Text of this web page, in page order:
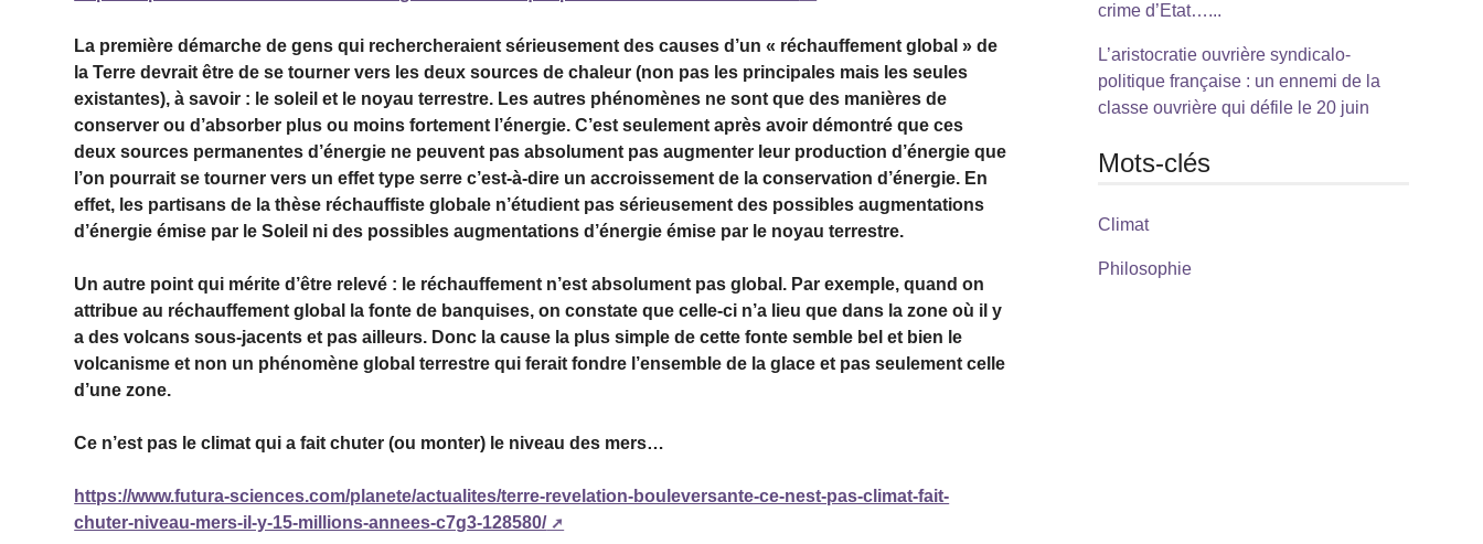
La première démarche de gens qui rechercheraient sérieusement des causes d’un « réchauffement global » de
la Terre devrait être de se tourner vers les deux sources de chaleur (non pas les principales mais les seules
existantes), à savoir : le soleil et le noyau terrestre. Les autres phénomènes ne sont que des manières de
conserver ou d’absorber plus ou moins fortement l’énergie. C’est seulement après avoir démontré que ces
deux sources permanentes d’énergie ne peuvent pas absolument pas augmenter leur production d’énergie que
l’on pourrait se tourner vers un effet type serre c’est-à-dire un accroissement de la conservation d’énergie. En
effet, les partisans de la thèse réchauffiste globale n’étudient pas sérieusement des possibles augmentations
d’énergie émise par le Soleil ni des possibles augmentations d’énergie émise par le noyau terrestre.
Un autre point qui mérite d’être relevé : le réchauffement n’est absolument pas global. Par exemple, quand on
attribue au réchauffement global la fonte de banquises, on constate que celle-ci n’a lieu que dans la zone où il y
a des volcans sous-jacents et pas ailleurs. Donc la cause la plus simple de cette fonte semble bel et bien le
volcanisme et non un phénomène global terrestre qui ferait fondre l’ensemble de la glace et pas seulement celle
d’une zone.
Ce n’est pas le climat qui a fait chuter (ou monter) le niveau des mers…
https://www.futura-sciences.com/planete/actualites/terre-revelation-bouleversante-ce-nest-pas-climat-fait-
chuter-niveau-mers-il-y-15-millions-annees-c7g3-128580/
crime d’Etat…...
L’aristocratie ouvrière syndicalo-
politique française : un ennemi de la
classe ouvrière qui défile le 20 juin
Mots-clés
Climat
Philosophie